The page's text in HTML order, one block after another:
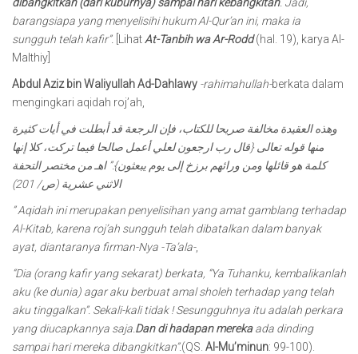
barangsiapa yang menyelisihi hukum Al-Qur’an ini, maka ia
sungguh telah kafir”. [Lihat At-Tanbih wa Ar-Rodd(hal. 19), karya Al-
Malthiy]
Abdul Aziz bin Waliyullah Ad-Dahlawy -rahimahullah-berkata dalam
mengingkari aqidah roj’ah,
وهذه العقيدة مخالفة صريحا للكتاب، فإن الرجعة قد أبطلت في أيات كثيرة
منها قوله تعالى {قال رب ارجعون لعلي أعمل صالحا فيما تركت، كلا إنها
كلمة هو قائلها ومن ورائهم برزخ إلى يوم يبعثون}.” اهـ من مختصر التحفة
الاثني عشرية (ص/ 201)
” Aqidah ini merupakan penyelisihan yang amat gamblang terhadap
Al-Kitab, karena roj’ah sungguh telah dibatalkan dalam banyak
ayat, diantaranya firman-Nya -Ta’ala-,
“Dia (orang kafir yang sekarat) berkata, “Ya Tuhanku, kembalikanlah
aku (ke dunia) agar aku berbuat amal sholeh terhadap yang telah
aku tinggalkan”. Sekali-kali tidak ! Sesungguhnya itu adalah perkara
yang diucapkannya saja. Dan di hadapan merekaada dinding
sampai hari mereka dibangkitkan”.(QS. Al-Mu’minun: 99-100).